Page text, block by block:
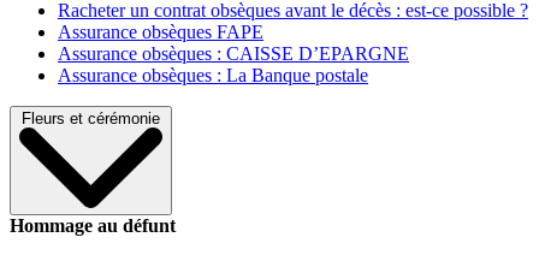
Racheter un contrat obsèques avant le décès : est-ce possible ?
Assurance obsèques FAPE
Assurance obsèques : CAISSE D’EPARGNE
Assurance obsèques : La Banque postale
Fleurs et cérémonie
Hommage au défunt